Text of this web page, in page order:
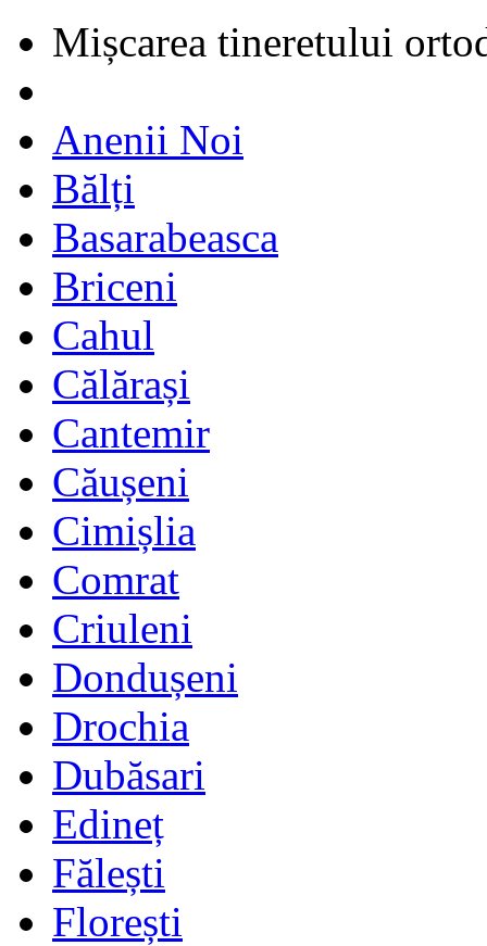
Mișcarea tineretului
Anenii Noi
Bălți
Basarabeasca
Briceni
Cahul
Călărași
Cantemir
Căușeni
Cimișlia
Comrat
Criuleni
Dondușeni
Drochia
Dubăsari
Edineț
Fălești
Florești